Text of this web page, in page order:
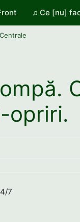
♫ Ce [nu]
Centrale
opriri.
7